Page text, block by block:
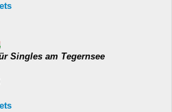
Singles am Tegernsee